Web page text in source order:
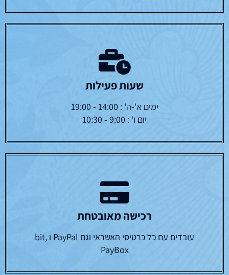
שעות פעילות
ימים א'-ה' : 14:00 - 19:00
יום ו' : 9:00 - 10:30
רכישה מאובטחת
עובדים עם כל כרטיסי האשראי וגם PayPal ו bit,
PayBox